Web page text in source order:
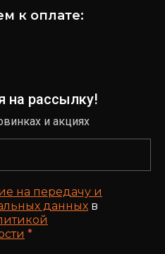
к оплате:
на рассылку!
и акциях
на передачу и
данных в
*